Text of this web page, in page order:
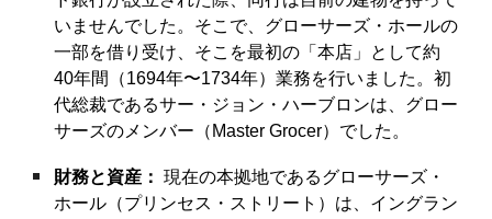
いませんでした。そこで、グローサーズ・ホールの
一部を借り受け、そこを最初の「本店」として約
40年間（1694年〜1734年）業務を行いました。初
代総裁であるサー・ジョン・ハーブロンは、グロー
サーズのメンバー（Master Grocer）でした。
財務と資産： 現在の本拠地であるグローサーズ・
ホール（プリンセス・ストリート）は、イングラン